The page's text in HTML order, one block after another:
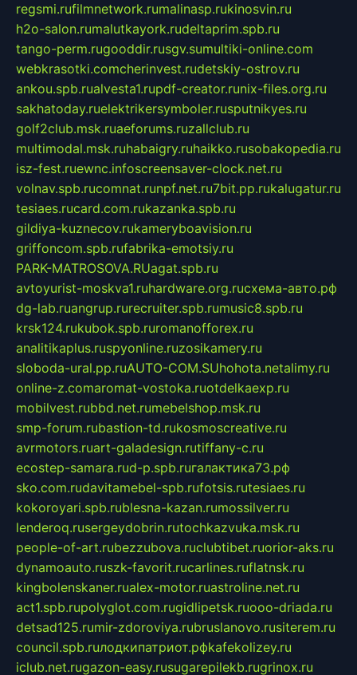
regsmi.rufilmnetwork.rumalinasp.rukinosvin.ru
h2o-salon.rumalutkayork.rudeltaprim.spb.ru
tango-perm.rugooddir.rusgv.sumultiki-online.com
webkrasotki.comcherinvest.rudetskiy-ostrov.ru
ankou.spb.rualvesta1.rupdf-creator.runix-files.org.ru
sakhatoday.ruelektrikersymboler.rusputnikyes.ru
golf2club.msk.ruaeforums.ruzallclub.ru
multimodal.msk.ruhabaigry.ruhaikko.rusobakopedia.ru
isz-fest.ruewnc.infoscreensaver-clock.net.ru
volnav.spb.rucomnat.runpf.net.ru7bit.pp.rukalugatur.ru
tesiaes.rucard.com.rukazanka.spb.ru
gildiya-kuznecov.rukameryboavision.ru
griffoncom.spb.rufabrika-emotsiy.ru
PARK-MATROSOVA.RUagat.spb.ru
avtoyurist-moskva1.ruhardware.org.ruсхема-авто.рф
dg-lab.ruangrup.rurecruiter.spb.rumusic8.spb.ru
krsk124.rukubok.spb.ruromanofforex.ru
analitikaplus.ruspyonline.ruzosikamery.ru
sloboda-ural.pp.ruAUTO-COM.SUhohota.netalimy.ru
online-z.comaromat-vostoka.ruotdelkaexp.ru
mobilvest.rubbd.net.rumebelshop.msk.ru
smp-forum.rubastion-td.rukosmoscreative.ru
avrmotors.ruart-galadesign.rutiffany-c.ru
ecostep-samara.rud-p.spb.ruгалактика73.рф
sko.com.rudavitamebel-spb.rufotsis.rutesiaes.ru
kokoroyari.spb.rublesna-kazan.rumossilver.ru
lenderoq.rusergeydobrin.rutochkazvuka.msk.ru
people-of-art.rubezzubova.ruclubtibet.ruorior-aks.ru
dynamoauto.ruszk-favorit.rucarlines.ruflatnsk.ru
kingbolenskaner.rualex-motor.ruastroline.net.ru
act1.spb.rupolyglot.com.rugidlipetsk.ruooo-driada.ru
detsad125.rumir-zdoroviya.rubruslanovo.rusiterem.ru
council.spb.ruлодкипатриот.рфkafekolizey.ru
iclub.net.rugazon-easy.rusugarepilekb.rugrinox.ru